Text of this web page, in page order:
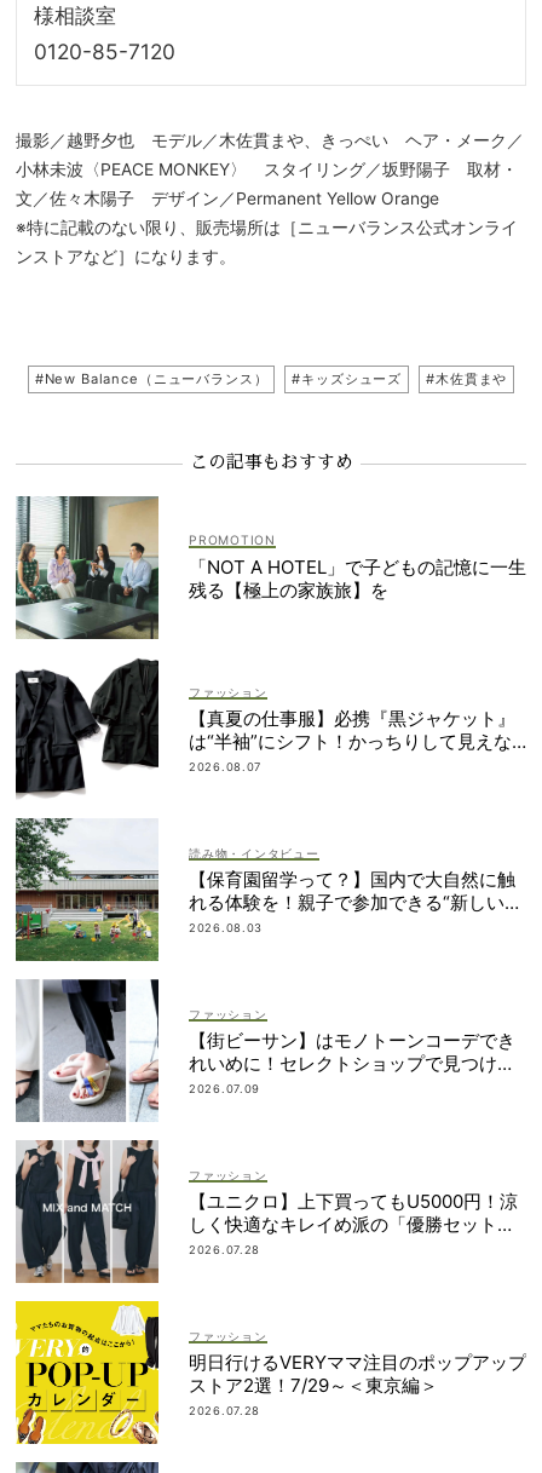
様相談室
0120-85-7120
撮影／越野夕也 モデル／木佐貫まや、きっぺい ヘア・メーク／
小林未波〈PEACE MONKEY〉 スタイリング／坂野陽子 取材・
文／佐々木陽子 デザイン／Permanent Yellow Orange
※特に記載のない限り、販売場所は［ニューバランス公式オンライ
ンストアなど］になります。
#New Balance（ニューバランス） #キッズシューズ #木佐貫まや
この記事もおすすめ
「NOT A HOTEL」で子どもの記憶に一生
残る【極上の家族旅】を
ファッション
【真夏の仕事服】必携『黒ジャケット』
は“半袖”にシフト！かっちりして見えな
いデザインに注目
2026.08.07
読み物・インタビュー
【保育園留学って？】国内で大自然に触
れる体験を！親子で参加できる“新しい選
択肢”
2026.08.03
ファッション
【街ビーサン】はモノトーンコーデでき
れいめに！セレクトショップで見つける
ママ多数
2026.07.09
ファッション
【ユニクロ】上下買ってもU5000円！涼
しく快適なキレイめ派の「優勝セット」
は着回し力も
2026.07.28
ファッション
明日行けるVERYママ注目のポップアップ
ストア2選！7/29～＜東京編＞
2026.07.28